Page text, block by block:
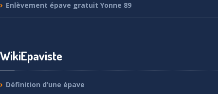
Enlèvement épave gratuit Yonne 89
WikiEpaviste
Définition d’une épave